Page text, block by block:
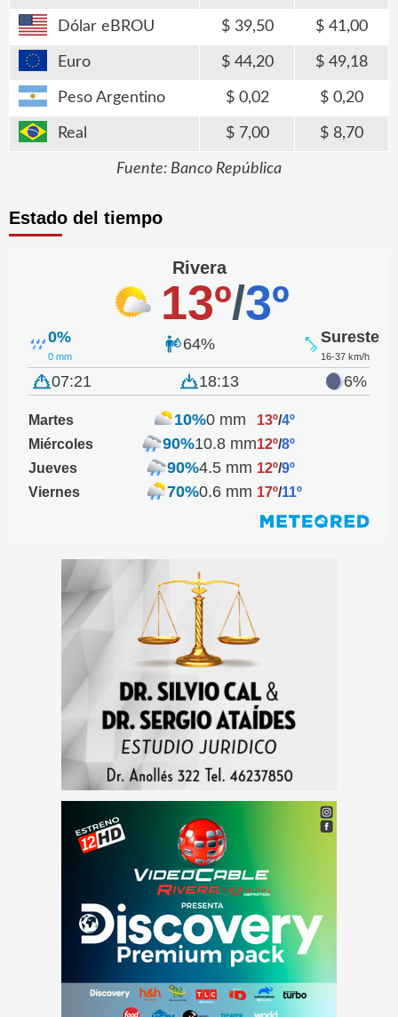
Dólar eBROU 39,50 41,00
Euro 44,20 49,18
Peso Argentino 0,02 0,20
Real 7,00 8,70
Fuente: Banco República
Estado del tiempo
Rivera
13º/3º
0%
0 mm
64% Sureste
16-37 km/h
07:21 18:13 6%
Martes 10%0 mm 13º/4º
Miércoles
90%10.8 mm12º/8º
Jueves
90%4.5 mm 12º/9º
Viernes
70%0.6 mm 17º/11º